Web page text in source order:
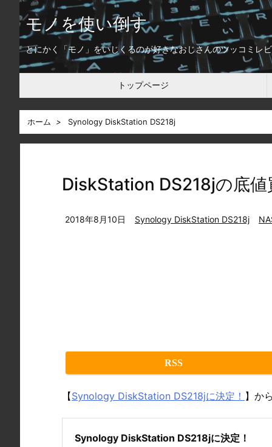
モノを使い倒す
とにかく「モノ」をいじくるのが好きなおじさんのツッコミレ
トップページ
ホーム > Synology DiskStation DS218j
DiskStation DS218jの底
2018年8月10日 Synology DiskStation DS218j
RSS
【Synology DiskStation DS218jに決定！ 】か
Synology DiskStation DS218jに決定！